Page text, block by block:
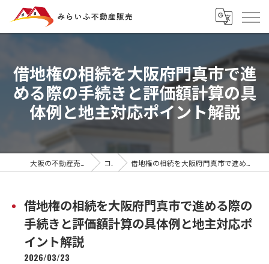
借地権の相続を大阪府門真市で進
める際の手続きと評価額計算の具
体例と地主対応ポイント解説
コラム 借地権の相続を大阪府門真市で進める際の手続きと評価額計算の具体例と地主対応ポイント解説
借地権の相続を大阪府門真市で進める際の
手続きと評価額計算の具体例と地主対応ポ
イント解説
2026/03/23